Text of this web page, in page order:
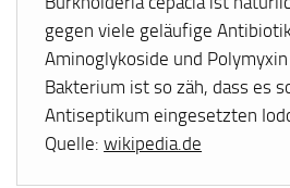
gegen viele geläufige
Aminoglykoside und
Bakterium ist so zäh, dass es
Antiseptikum eingesetzten
Quelle:wikipedia.de